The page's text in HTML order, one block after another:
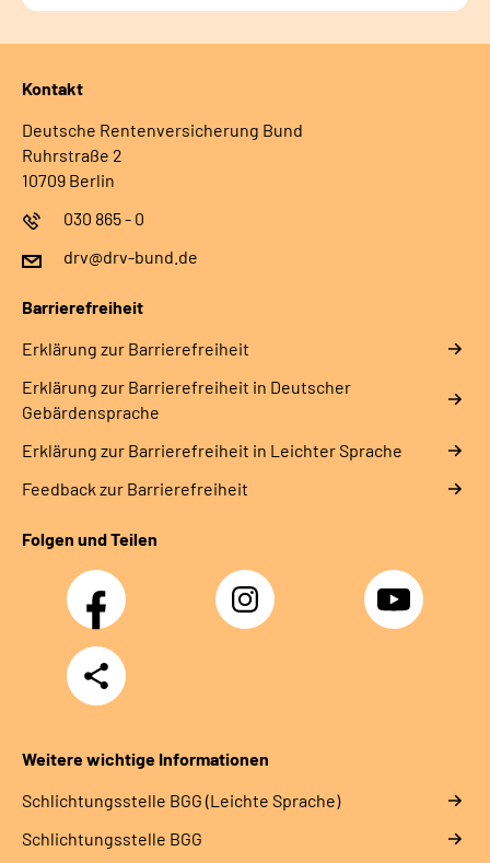
Kontakt
Deutsche Rentenversicherung Bund
Ruhrstraße 2
10709 Berlin
030 865 - 0
drv@drv-bund.de
Barrierefreiheit
Erklärung zur Barrierefreiheit
Erklärung zur Barrierefreiheit in Deutscher
Gebärdensprache
Erklärung zur Barrierefreiheit in Leichter Sprache
Feedback zur Barrierefreiheit
Folgen und Teilen
Facebook Instagram YouTube
Teilen
Weitere wichtige Informationen
Schlich­tungs­stel­le BGG (Leichte Sprache)
Schlich­tungs­stel­le BGG